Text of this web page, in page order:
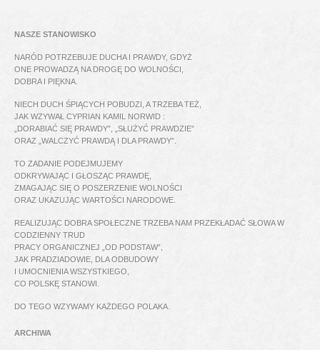
NASZE STANOWISKO
NARÓD POTRZEBUJE DUCHA I PRAWDY, GDYŻ
ONE PROWADZĄ NA DROGĘ DO WOLNOŚCI,
DOBRA I PIĘKNA.
NIECH DUCH ŚPIĄCYCH POBUDZI, A TRZEBA TEŻ,
JAK WZYWAŁ CYPRIAN KAMIL NORWID :
„DORABIAĆ SIĘ PRAWDY”, „SŁUŻYĆ PRAWDZIE”
ORAZ „WALCZYĆ PRAWDĄ I DLA PRAWDY”.
TO ZADANIE PODEJMUJEMY
ODKRYWAJĄC I GŁOSZĄC PRAWDĘ,
ZMAGAJĄC SIĘ O POSZERZENIE WOLNOŚCI
ORAZ UKAZUJĄC WARTOŚCI NARODOWE.
REALIZUJĄC DOBRA SPOŁECZNE TRZEBA NAM PRZEKŁADAĆ SŁOWA W
CODZIENNY TRUD
PRACY ORGANICZNEJ „OD PODSTAW”,
JAK PRADZIADOWIE, DLA ODBUDOWY
I UMOCNIENIA WSZYSTKIEGO,
CO POLSKĘ STANOWI.
DO TEGO WZYWAMY KAŻDEGO POLAKA.
ARCHIWA